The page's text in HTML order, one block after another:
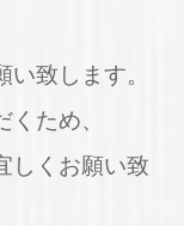
致します。
ため、
しくお願い致